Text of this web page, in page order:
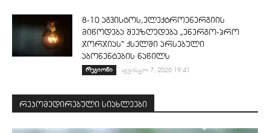
8-10 აგვისტოს,ელექტროენერგიის
მიწოდება შეეზღუდება „ენერგო-პრო
ჯორჯიას“ ქსელში არსებული
აბონენტების ნაწილს
რეგიონი აგვისტო 7, 2026 19:41
რეკომედირებული სიახლეები